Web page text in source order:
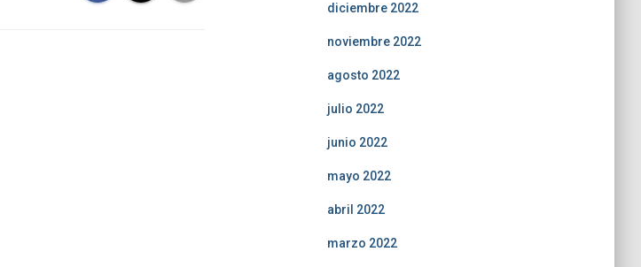
diciembre 2022
noviembre 2022
agosto 2022
julio 2022
junio 2022
mayo 2022
abril 2022
marzo 2022